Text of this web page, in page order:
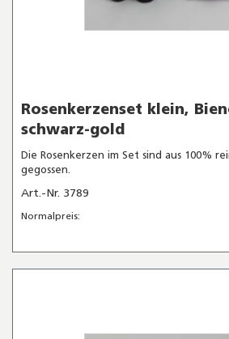
Rosenkerzenset klein,
schwarz-gold
Die Rosenkerzen im Set sind aus 100%
gegossen.
Art.-Nr. 3789
Normalpreis: